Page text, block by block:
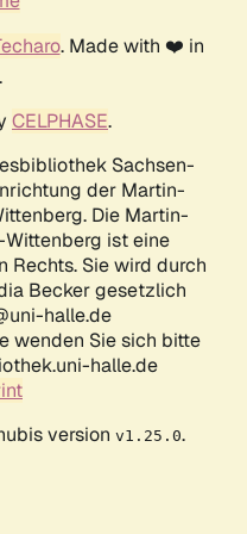
. Made with ❤️ in
CELPHASE.
Sachsen-
der Martin-
Die Martin-
ist eine
Rechts. Sie wird durch
Becker gesetzlich
halle.de
wenden Sie sich bitte
halle.de
version v1.25.0.